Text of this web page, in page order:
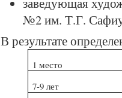
№2 им. Т.Г.
В результате
1 место
7-9 лет